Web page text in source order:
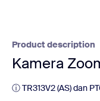
Product description
Kamera
ⓘ TR313V2 (AS) dan